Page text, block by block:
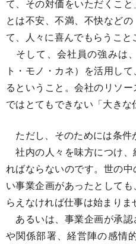
て、その対価をいただくこと
とは不安、不満、不快など
て、人々に喜んでもらうこと
そして、会社員の強みは
ト・モノ・カネ）を活用し
るということ。会社のリソ
ではとてもできない「大きな
ただし、そのためには条件
社内の人々を味方につけ
ればならないのです。世の
い事業企画があったとして
らえなければ仕事は始まりま
あるいは、事業企画が承認
や関係部署、経営陣の感情